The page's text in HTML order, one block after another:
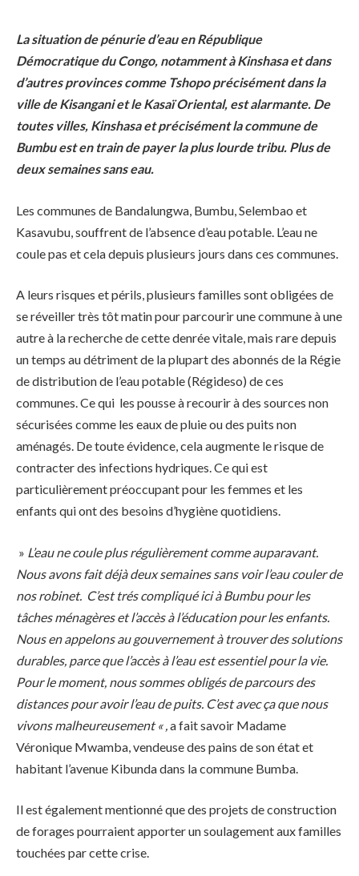
La situation de pénurie d’eau en République
Démocratique du Congo, notamment à Kinshasa et dans
d’autres provinces comme Tshopo précisément dans la
ville de Kisangani et le Kasaï Oriental, est alarmante. De
toutes villes, Kinshasa et précisément la commune de
Bumbu est en train de payer la plus lourde tribu. Plus de
deux semaines sans eau.
Les communes de Bandalungwa, Bumbu, Selembao et
Kasavubu, souffrent de l’absence d’eau potable. L’eau ne
coule pas et cela depuis plusieurs jours dans ces communes.
A leurs risques et périls, plusieurs familles sont obligées de
se réveiller très tôt matin pour parcourir une commune à une
autre à la recherche de cette denrée vitale, mais rare depuis
un temps au détriment de la plupart des abonnés de la Régie
de distribution de l’eau potable (Régideso) de ces
communes. Ce qui les pousse à recourir à des sources non
sécurisées comme les eaux de pluie ou des puits non
aménagés. De toute évidence, cela augmente le risque de
contracter des infections hydriques. Ce qui est
particulièrement préoccupant pour les femmes et les
enfants qui ont des besoins d’hygiène quotidiens.
» L’eau ne coule plus régulièrement comme auparavant.
Nous avons fait déjà deux semaines sans voir l’eau couler de
nos robinet. C’est trés compliqué ici à Bumbu pour les
tâches ménagères et l’accès à l’éducation pour les enfants.
Nous en appelons au gouvernement à trouver des solutions
durables, parce que l’accès à l’eau est essentiel pour la vie.
Pour le moment, nous sommes obligés de parcours des
distances pour avoir l’eau de puits. C’est avec ça que nous
vivons malheureusement « ,a fait savoir Madame
Véronique Mwamba, vendeuse des pains de son état et
habitant l’avenue Kibunda dans la commune Bumba.
Il est également mentionné que des projets de construction
de forages pourraient apporter un soulagement aux familles
touchées par cette crise.